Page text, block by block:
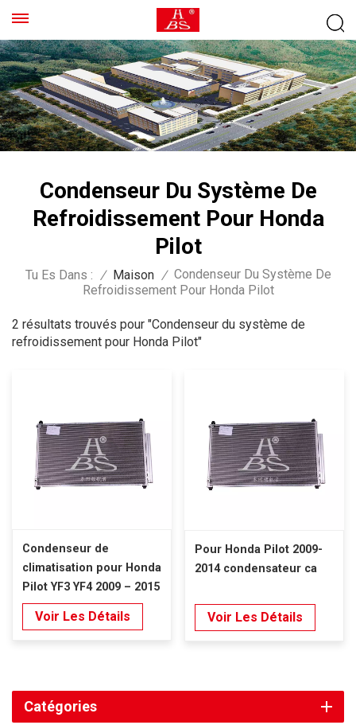
Condenseur Du Système De
Refroidissement Pour Honda
Pilot
Tu Es Dans : / Maison / Condenseur Du Système De
Refroidissement Pour Honda Pilot
2 résultats trouvés pour "Condenseur du système de
refroidissement pour Honda Pilot"
Condenseur de
climatisation pour Honda
Pilot YF3 YF4 2009 – 2015
Voir Les Détails
Pour Honda Pilot 2009-
2014 condensateur ca
Voir Les Détails
Catégories